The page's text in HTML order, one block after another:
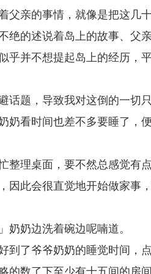
父亲的事情，就像是把这几
的述说着岛上的故事、父亲
乎并不想提起岛上的经历，
话题，导致我对这倒的一切
奶看时间也差不多要睡了，
理桌面，要不然总感觉有点
因此会很直觉地开始做家事
奶奶边洗着碗边呢喃道。
到了爷爷奶奶的睡觉时间，
的数了下至少有十五间的房间